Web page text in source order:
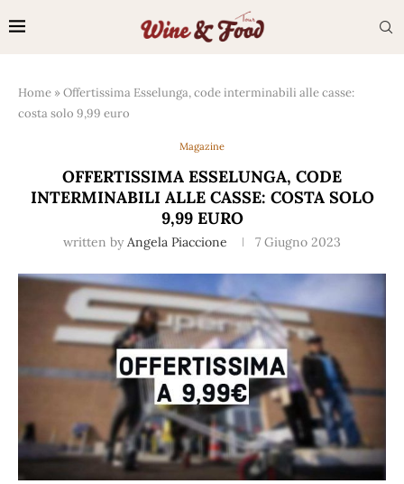
Home »Offertissima Esselunga, code interminabili alle casse:
costa solo 9,99 euro
Magazine
OFFERTISSIMA ESSELUNGA, CODE
INTERMINABILI ALLE CASSE: COSTA SOLO
9,99 EURO
written by Angela Piaccione 7 Giugno 2023